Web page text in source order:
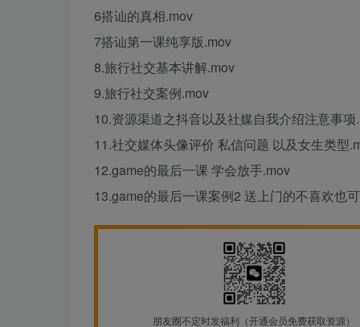
6搭讪的真相.mov
7搭讪第一课纯享版.mov
8.旅行社交基本讲解.mov
9.旅行社交案例.mov
10.资源渠道之抖音以及社媒自我介绍注意事项
11.社交媒体头像评价 私信问题 以及女生类型
12.game的最后一课 学会放手.mov
13.game的最后一课案例2 送上门的不喜欢也
朋友圈不定时发福利（开通会员免费获取资源）